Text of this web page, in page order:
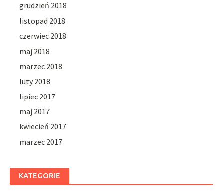
grudzień 2018
listopad 2018
czerwiec 2018
maj 2018
marzec 2018
luty 2018
lipiec 2017
maj 2017
kwiecień 2017
marzec 2017
KATEGORIE